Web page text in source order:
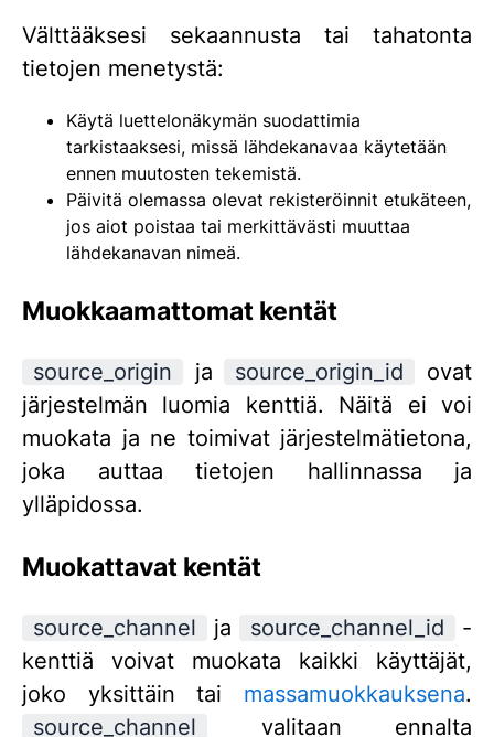
Välttääksesi sekaannusta tai tahatonta
tietojen menetystä:
Käytä luettelonäkymän suodattimia
tarkistaaksesi, missä lähdekanavaa käytetään
ennen muutosten tekemistä.
Päivitä olemassa olevat rekisteröinnit etukäteen,
jos aiot poistaa tai merkittävästi muuttaa
lähdekanavan nimeä.
Muokkaamattomat kentät
source_origin ja source_origin_id
ovat
järjestelmän luomia kenttiä. Näitä ei voi
muokata ja ne toimivat järjestelmätietona,
joka auttaa tietojen hallinnassa ja
ylläpidossa.
Muokattavat kentät
source_channel ja source_channel_id
-
kenttiä voivat muokata kaikki käyttäjät,
joko yksittäin tai massamuokkauksena.
source_channel
valitaan ennalta